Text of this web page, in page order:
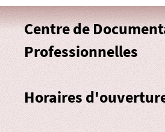
Centre de
Professionnelles
Horaires